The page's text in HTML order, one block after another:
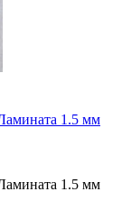
1.5 мм
1.5 мм